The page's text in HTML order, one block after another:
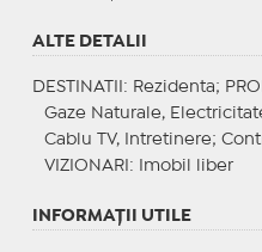
ALTE DETALII
DESTINATII : Rezidenta;
Gaze Naturale,
Cablu TV, Intretinere;
VIZIONARI : Imobil liber
INFORMAŢII UTILE